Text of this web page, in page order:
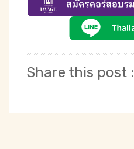
Share this post :